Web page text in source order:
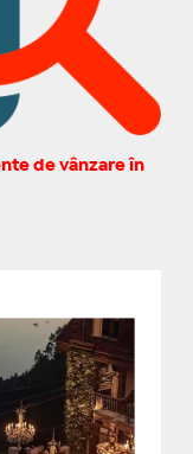
de vânzare în